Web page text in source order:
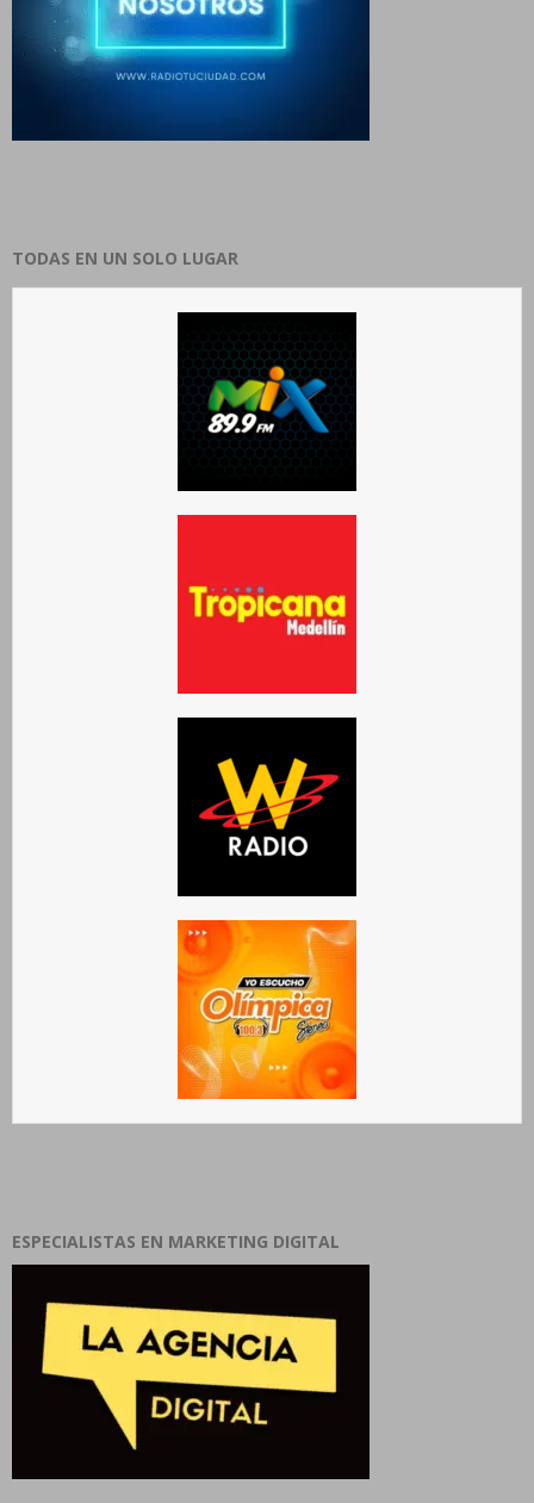
TODAS EN UN SOLO LUGAR
ESPECIALISTAS EN MARKETING DIGITAL